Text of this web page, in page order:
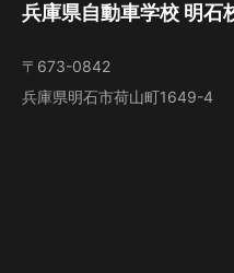
兵庫県自動車学校 明石
〒673-0842
兵庫県明石市荷山町1649-4